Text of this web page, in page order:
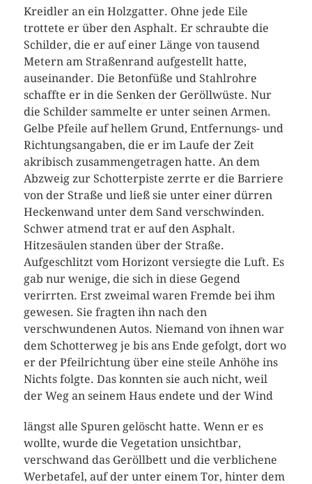
Kreidler an ein Holzgatter. Ohne jede Eile
trottete er über den Asphalt. Er schraubte die
Schilder, die er auf einer Länge von tausend
Metern am Straßenrand aufgestellt hatte,
auseinander. Die Betonfüße und Stahlrohre
schaffte er in die Senken der Geröllwüste. Nur
die Schilder sammelte er unter seinen Armen.
Gelbe Pfeile auf hellem Grund, Entfernungs- und
Richtungsangaben, die er im Laufe der Zeit
akribisch zusammengetragen hatte. An dem
Abzweig zur Schotterpiste zerrte er die Barriere
von der Straße und ließ sie unter einer dürren
Heckenwand unter dem Sand verschwinden.
Schwer atmend trat er auf den Asphalt.
Hitzesäulen standen über der Straße.
Aufgeschlitzt vom Horizont versiegte die Luft. Es
gab nur wenige, die sich in diese Gegend
verirrten. Erst zweimal waren Fremde bei ihm
gewesen. Sie fragten ihn nach den
verschwundenen Autos. Niemand von ihnen war
dem Schotterweg je bis ans Ende gefolgt, dort wo
er der Pfeilrichtung über eine steile Anhöhe ins
Nichts folgte. Das konnten sie auch nicht, weil
der Weg an seinem Haus endete und der Wind
längst alle Spuren gelöscht hatte. Wenn er es
wollte, wurde die Vegetation unsichtbar,
verschwand das Geröllbett und die verblichene
Werbetafel, auf der unter einem Tor, hinter dem